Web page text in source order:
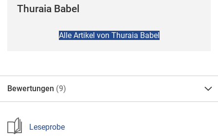
Leseprobe
Thuraia Babel
Alle Artikel von Thuraia Babel
Bewertungen 9